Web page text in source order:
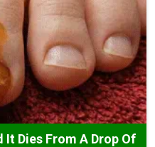
It Dies From A Drop Of